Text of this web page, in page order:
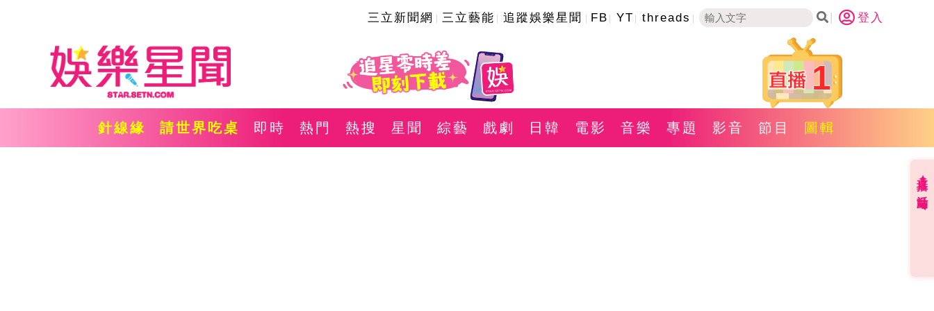
三立新聞網 三立藝能 追蹤娛樂星聞 FB YT threads 登入
1
針線緣 請世界吃桌 即時 熱門 熱搜 星聞 綜藝 戲劇 日韓 電影 音樂 專題 影音 節目 圖輯
直播✦活動